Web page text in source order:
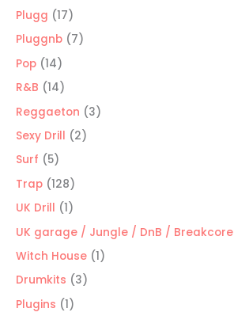
Plugg 1717
productos
Pluggnb 77
Pop 1414
productos
R&B 1414
productos
Reggaeton 33
Sexy Drill 22
Surf 55
productos
Trap 128128
productos
UK Drill 11
producto
UK garage / Jungle / DnB / Breakcore
Witch House 11
Drumkits 33
Plugins 11